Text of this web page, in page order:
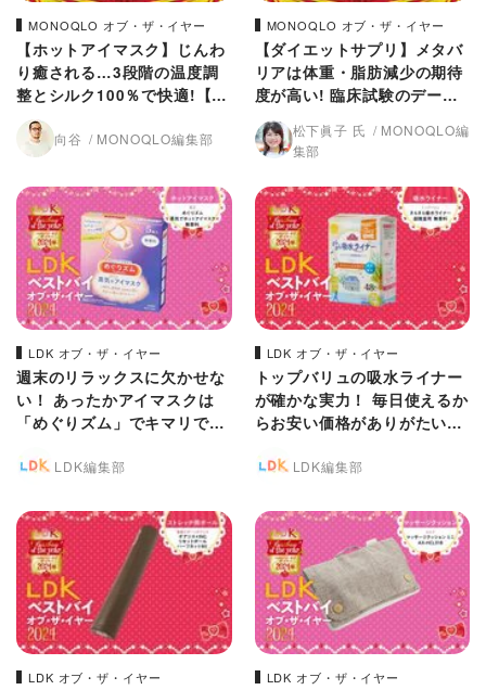
MONOQLO オブ・ザ・イヤー
【ホットアイマスク】じんわ
り癒される…3段階の温度調
整とシルク100％で快適!【M
ONOQLO 2024年ベストバ
イ】 向谷 MONOQLO編集部
MONOQLO オブ・ザ・イヤー
【ダイエットサプリ】メタバ
リアは体重・脂肪減少の期待
度が高い! 臨床試験のデータ
あり【MONOQLO 2024年ベ
ストバイ】
松下眞子 氏
MONOQLO編
集部
LDK オブ・ザ・イヤー
週末のリラックスに欠かせな
い！ あったかアイマスクは
「めぐりズム」でキマリでし
LDK編集部
LDK オブ・ザ・イヤー
トップバリュの吸水ライナー
が確かな実力！ 毎日使えるか
らお安い価格がありがたいで
LDK編集部
LDK オブ・ザ・イヤー LDK オブ・ザ・イヤー